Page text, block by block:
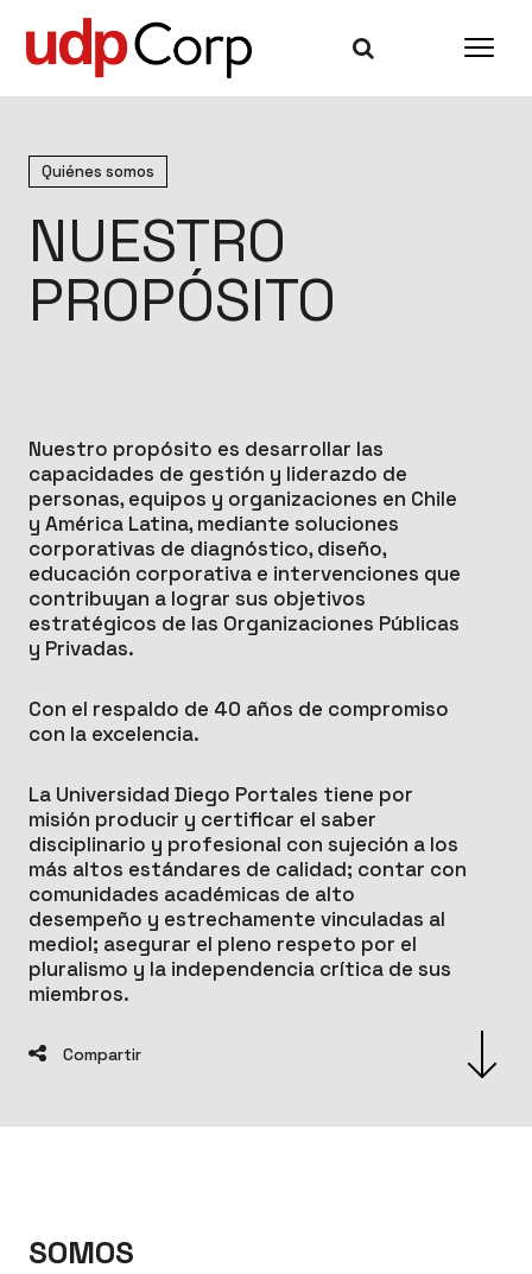
Quiénes somos
NUESTRO
PROPÓSITO
Nuestro propósito es desarrollar las
capacidades de gestión y liderazdo de
personas, equipos y organizaciones en Chile
y América Latina, mediante soluciones
corporativas de diagnóstico, diseño,
educación corporativa e intervenciones que
contribuyan a lograr sus objetivos
estratégicos de las Organizaciones Públicas
y Privadas.
Con el respaldo de 40 años de compromiso
con la excelencia.
La Universidad Diego Portales tiene por
misión producir y certificar el saber
disciplinario y profesional con sujeción a los
más altos estándares de calidad; contar con
comunidades académicas de alto
desempeño y estrechamente vinculadas al
mediol; asegurar el pleno respeto por el
pluralismo y la independencia crítica de sus
miembros.
Compartir
SOMOS